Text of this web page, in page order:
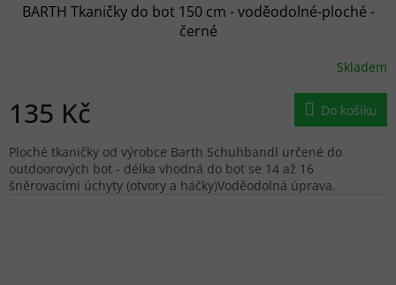
BARTH Tkaničky do bot 150 cm - voděodolné-ploché -
černé
Skladem
135 Kč Do košíku
Ploché tkaničky od výrobce Barth Schuhbandl určené do
outdoorových bot - délka vhodná do bot se 14 až 16
šněrovacími úchyty (otvory a háčky)Voděodolná úprava.